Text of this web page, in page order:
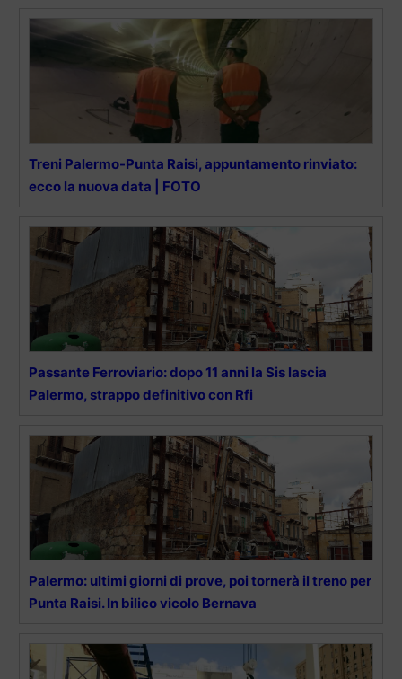
Treni Palermo-Punta Raisi, appuntamento rinviato:
ecco la nuova data | FOTO
Passante Ferroviario: dopo 11 anni la Sis lascia
Palermo, strappo definitivo con Rfi
Palermo: ultimi giorni di prove, poi tornerà il treno per
Punta Raisi. In bilico vicolo Bernava